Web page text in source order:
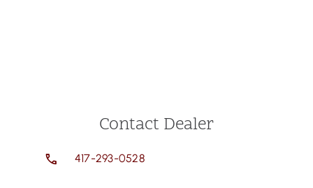
Contact Dealer
417-293-0528